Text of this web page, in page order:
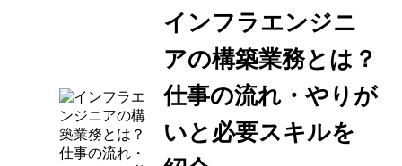
インフラエンジニ
アの構築業務とは？
仕事の流れ・やりが
いと必要スキルを